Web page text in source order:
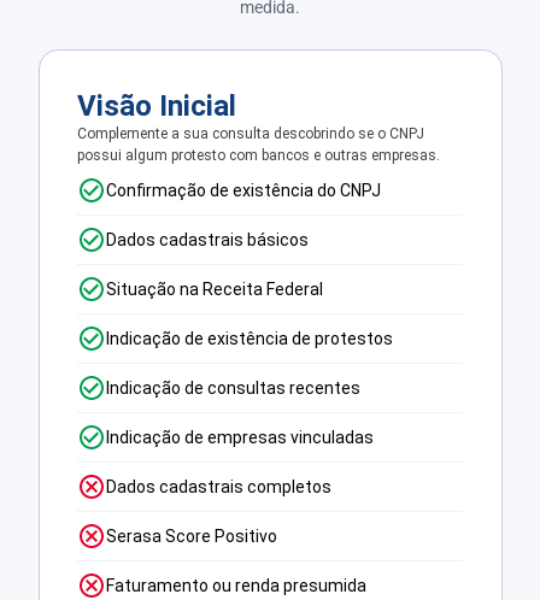
medida.
Visão Inicial
Complemente a sua consulta descobrindo se o CNPJ
possui algum protesto com bancos e outras empresas.
Confirmação de existência do CNPJ
Dados cadastrais básicos
Situação na Receita Federal
Indicação de existência de protestos
Indicação de consultas recentes
Indicação de empresas vinculadas
Dados cadastrais completos
Serasa Score Positivo
Faturamento ou renda presumida